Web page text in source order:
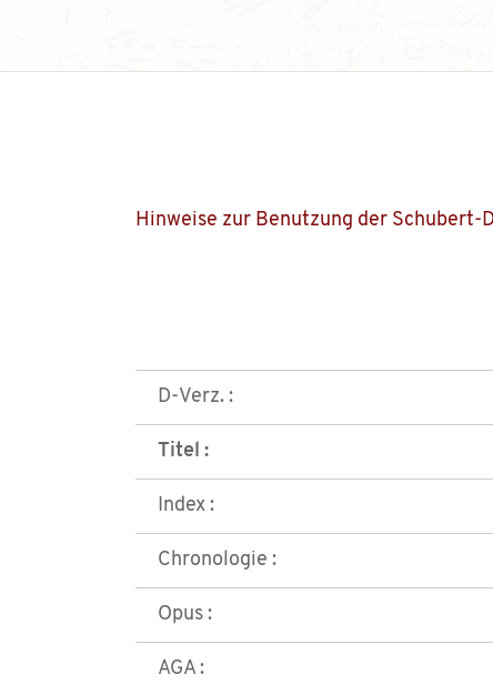
Hinweise zur Benutzung der Schubert-
D-Verz. :
Titel :
Index :
Chronologie :
Opus :
AGA :